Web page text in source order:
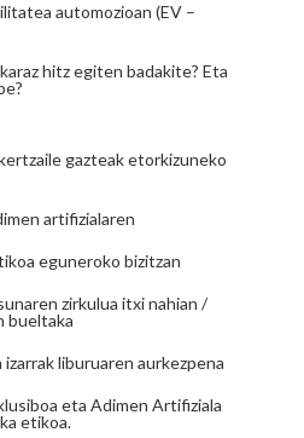
automozioan (EV –
hitz egiten badakite? Eta
gazteak etorkizuneko
artifizialaren
eguneroko bizitzan
zirkulua itxi nahian /
bueltaka
liburuaren aurkezpena
eta Adimen Artifiziala
etikoa.